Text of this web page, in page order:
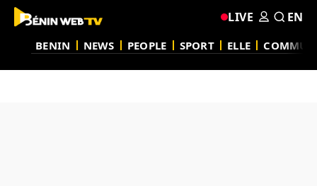
BENIN NEWS PEOPLE SPORT ELLE
LIVE EN